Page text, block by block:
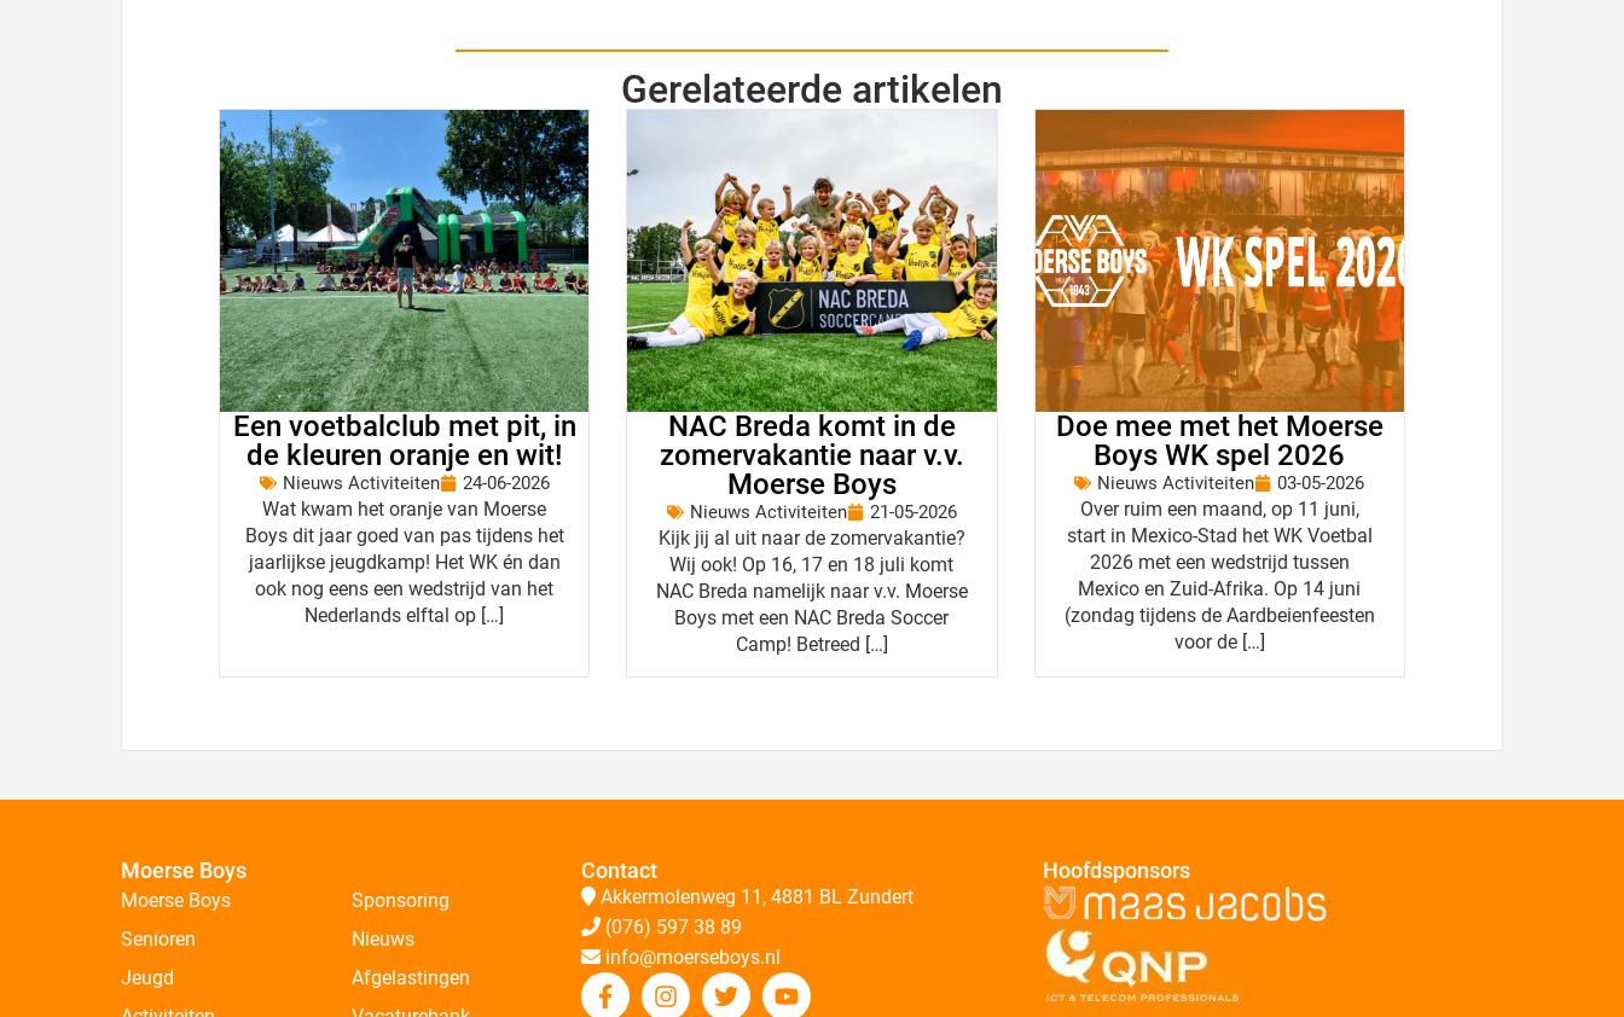
Gerelateerde artikelen
Een voetbalclub met pit, in
de kleuren oranje en wit!
Nieuws Activiteiten 24-06-2026
Wat kwam het oranje van Moerse
Boys dit jaar goed van pas tijdens het
jaarlijkse jeugdkamp! Het WK én dan
ook nog eens een wedstrijd van het
Nederlands elftal op […]
NAC Breda komt in de
zomervakantie naar v.v.
Moerse Boys
Nieuws Activiteiten 21-05-2026
Kijk jij al uit naar de zomervakantie?
Wij ook! Op 16, 17 en 18 juli komt
NAC Breda namelijk naar v.v. Moerse
Boys met een NAC Breda Soccer
Camp! Betreed […]
Doe mee met het Moerse
Boys WK spel 2026
Nieuws Activiteiten 03-05-2026
Over ruim een maand, op 11 juni,
start in Mexico-Stad het WK Voetbal
2026 met een wedstrijd tussen
Mexico en Zuid-Afrika. Op 14 juni
(zondag tijdens de Aardbeienfeesten
voor de […]
Moerse Boys
Moerse Boys
Senioren
Jeugd
Sponsoring
Nieuws
Afgelastingen
Contact
Akkermolenweg 11, 4881 BL Zundert
(076) 597 38 89
info@moerseboys.nl
Hoofdsponsors